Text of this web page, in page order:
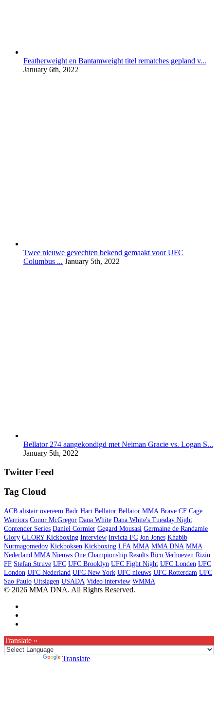
Featherweight en Bantamweight titel rematches gepland v...
January 6th, 2022
Twee nieuwe gevechten bekend gemaakt voor UFC
Columbus ... January 5th, 2022
Bellator 274 aangekondigd met Neiman Gracie vs. Logan S...
January 5th, 2022
Twitter Feed
Tag Cloud
ACB alistair overeem Badr Hari Bellator Bellator MMA Brave CF Cage
Warriors Conor McGregor Dana White Dana White's Tuesday Night
Contender Series Daniel Cormier Gegard Mousasi Germaine de Randamie
Glory GLORY Kickboxing Interview Invicta FC Jon Jones Khabib
Nurmagomedov Kickboksen Kickboxing LFA MMA MMA DNA MMA
Nederland MMA Nieuws One Championship Results Rico Verhoeven Rizin
FF Stefan Struve UFC UFC Brooklyn UFC Fight Night UFC Londen UFC
London UFC Nederland UFC New York UFC nieuws UFC Rotterdam UFC
Sao Paulo Uitslagen USADA Video interview WMMA
© 2026 MMA DNA. All Rights Reserved.
Translate »
Translate